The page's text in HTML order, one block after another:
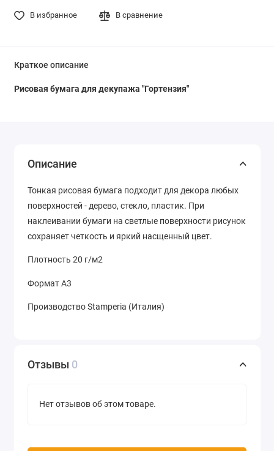
В избранное В сравнение
Краткое описание
Рисовая бумага для декупажа "Гортензия"
Описание
Тонкая рисовая бумага подходит для декора любых
поверхностей - дерево, стекло, пластик. При
наклеивании бумаги на светлые поверхности рисунок
сохраняет четкость и яркий насщенный цвет.
Плотность 20 г/м2
Формат А3
Производство Stamperia (Италия)
Отзывы 0
Нет отзывов об этом товаре.